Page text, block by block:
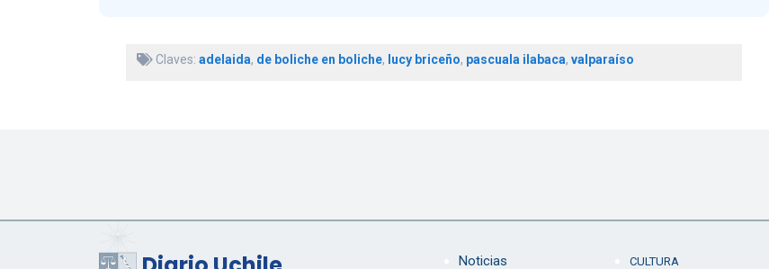
Claves: adelaida, de boliche en boliche, lucy briceño, pascuala ilabaca, valparaíso
Noticias CULTURA